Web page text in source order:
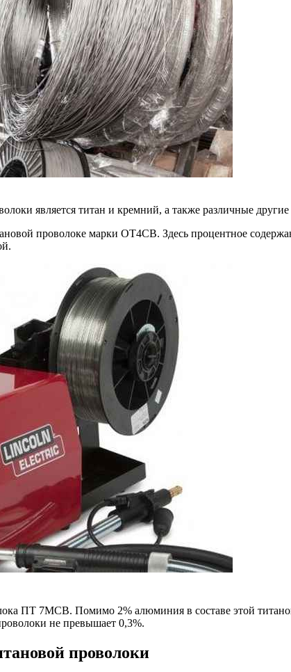
является титан и кремний, а также различные
проволоке марки ОТ4СВ. Здесь процентное
ПТ 7МСВ. Помимо 2% алюминия в составе этой
не превышает 0,3%.
проволоки